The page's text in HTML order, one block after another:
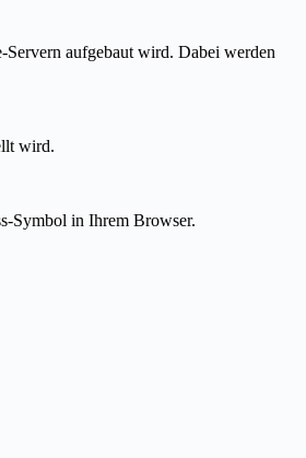
aufgebaut wird. Dabei werden
wird.
Symbol in Ihrem Browser.